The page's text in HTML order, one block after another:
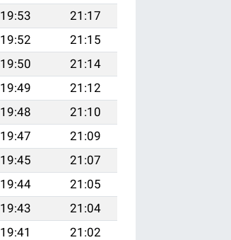
19:53
21:17
19:52
21:15
19:50
21:14
19:49
21:12
19:48
21:10
19:47
21:09
19:45
21:07
19:44
21:05
19:43
21:04
19:41
21:02